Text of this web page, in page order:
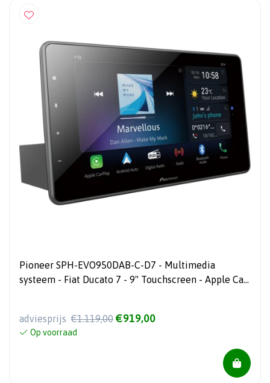
Pioneer SPH-EVO950DAB-C-D7 - Multimedia
systeem - Fiat Ducato 7 - 9" Touchscreen - Apple Car
adviesprijs €1.119,00 €919,00
Op voorraad